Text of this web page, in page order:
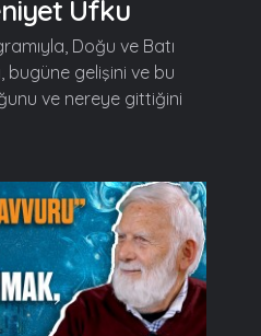
Ufku
Doğu ve Batı
bugüne gelişini ve bu
ve nereye gittiğini